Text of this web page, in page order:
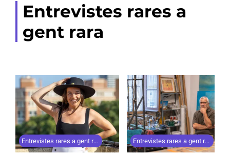
Entrevistes rares a
gent rara
Entrevistes rares a gent rara (53) Entrevistes rares a gent rara (52)